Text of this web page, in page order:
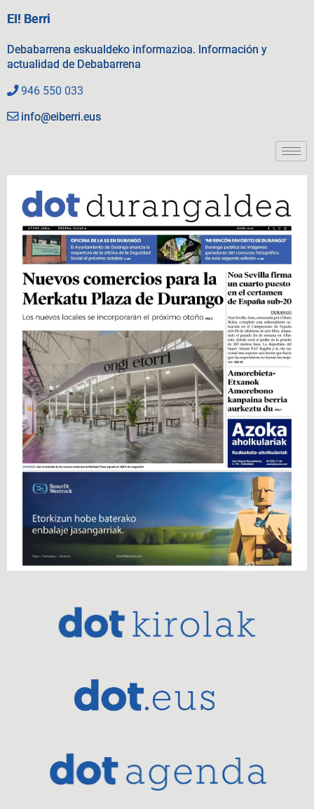
EI! Berri
Debabarrena eskualdeko informazioa. Información y
actualidad de Debabarrena
946 550 033
info@eiberri.eus